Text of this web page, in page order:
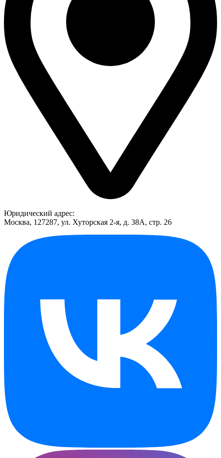
Юридический адрес:
Москва, 127287, ул. Хуторская 2-я, д. 38А, стр. 26